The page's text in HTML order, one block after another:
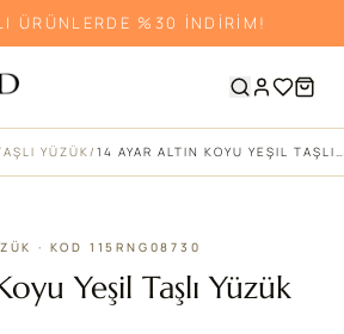
ÜRÜNLERDE %30 İNDİRİM!
YÜZÜK/ 14 AYAR ALTIN KOYU YEŞIL TAŞLI YÜZÜK
· KOD 115RNG08730
Yeşil Taşlı Yüzük